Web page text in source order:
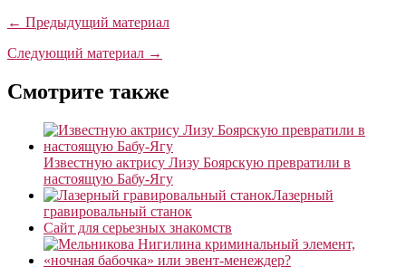
← Предыдущий материал
Следующий материал →
Смотрите также
Известную актрису Лизу Боярскую превратили в
настоящую Бабу-Ягу
Лазерный
гравировальный станок
Сайт для серьезных знакомств